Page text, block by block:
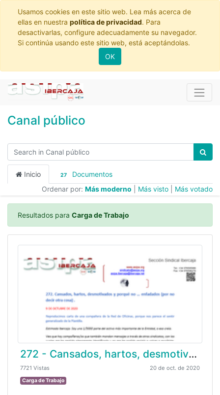
Usamos cookies en este sitio web. Lea más acerca de
ellas en nuestra política de privacidad. Para
desactivarlas, configure adecuadamente su navegador.
Si continúa usando este sitio web, está aceptándolas.
OK
Canal público
Inicio 27
Documentos
Ordenar por: Más moderno Más visto Más votado
Resultados para Carga de Trabajo
272 - Cansados, hartos, desmotivados y porqué no … enfadados (por no decir otra cosa)
7721 Vistas 20 de oct. de 2020
Carga de Trabajo